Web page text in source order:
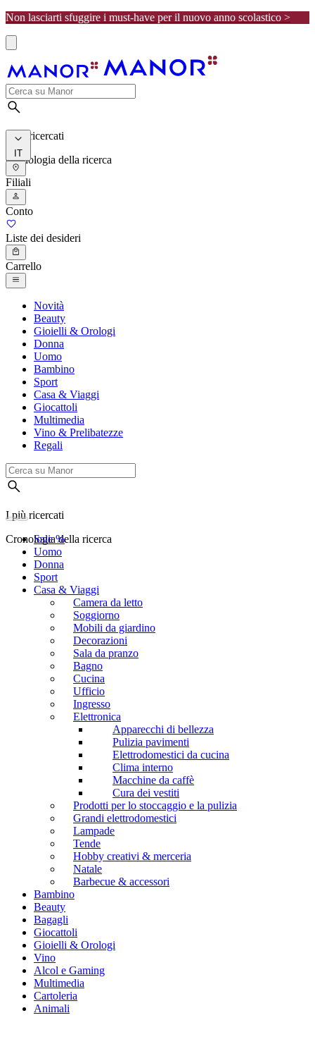
Non lasciarti sfuggire i must-have per il nuovo anno scolastico >
I più ricercati
Cronologia della ricerca
IT
Filiali
Conto
Liste dei desideri
Carrello
Novità
Beauty
Gioielli & Orologi
Donna
Uomo
Bambino
Sport
Casa & Viaggi
Giocattoli
Multimedia
Vino & Prelibatezze
Regali
I più ricercati
Cronologia della ricerca
Sale %
Uomo
Donna
Sport
Casa & Viaggi
Camera da letto
Soggiorno
Mobili da giardino
Decorazioni
Sala da pranzo
Bagno
Cucina
Ufficio
Ingresso
Elettronica
Apparecchi di bellezza
Pulizia pavimenti
Elettrodomestici da cucina
Clima interno
Macchine da caffè
Cura dei vestiti
Prodotti per lo stoccaggio e la pulizia
Grandi elettrodomestici
Lampade
Tende
Hobby creativi & merceria
Natale
Barbecue & accessori
Bambino
Beauty
Bagagli
Giocattoli
Gioielli & Orologi
Vino
Alcol e Gaming
Multimedia
Cartoleria
Animali